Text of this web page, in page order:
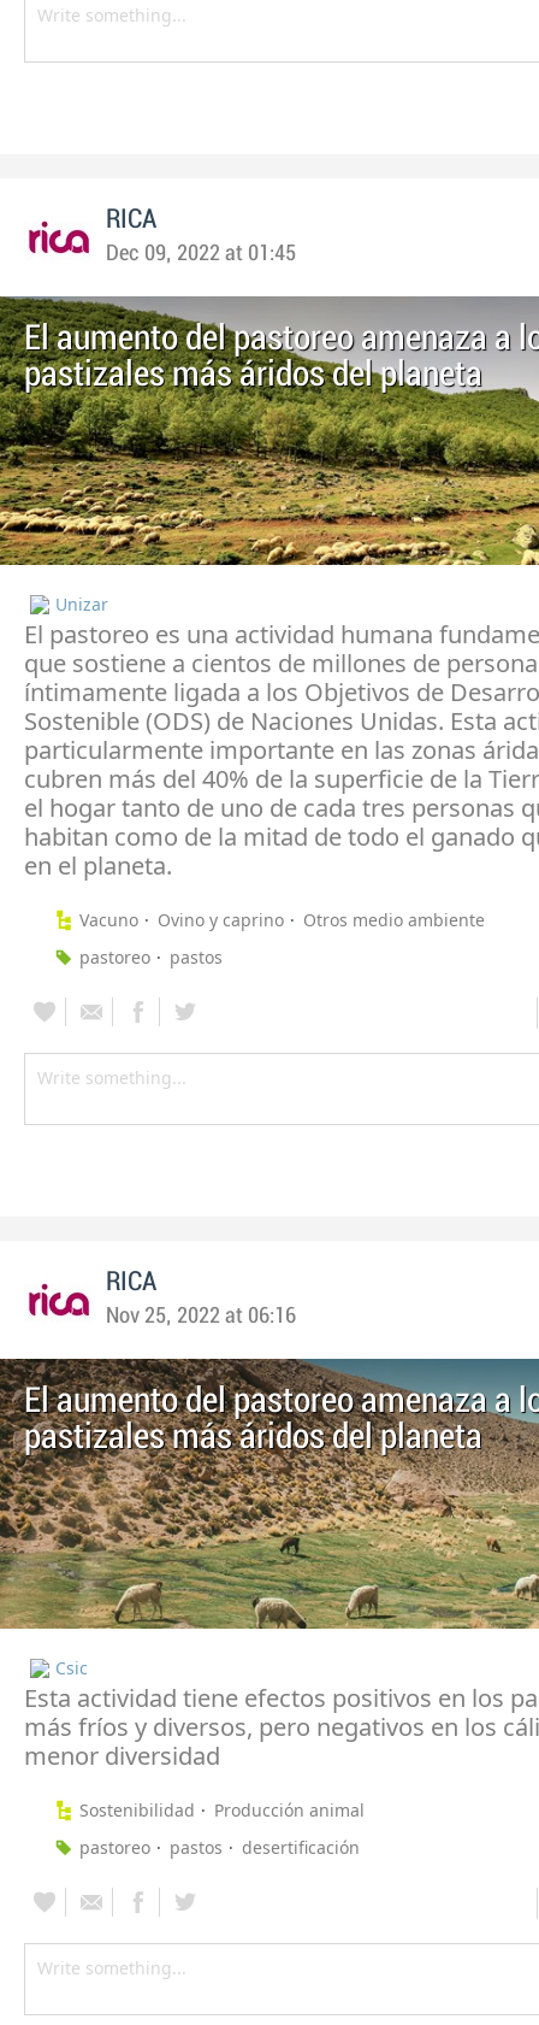
RICA
Dec 09, 2022 at 01:45
El aumento del pastoreo amenaza a
pastizales más áridos del planeta
Unizar
El pastoreo es una actividad humana
que sostiene a cientos de millones de
íntimamente ligada a los Objetivos de
Sostenible (ODS) de Naciones Unidas. Esta
particularmente importante en las zonas
cubren más del 40% de la superficie de la
el hogar tanto de uno de cada tres personas
habitan como de la mitad de todo el ganado
en el planeta.
Vacuno Ovino y caprino
Otros medio ambiente
pastoreo
pastos
RICA
Nov 25, 2022 at 06:16
El aumento del pastoreo amenaza a
pastizales más áridos del planeta
Csic
Esta actividad tiene efectos positivos en los
más fríos y diversos, pero negativos en los
menor diversidad
Sostenibilidad
Producción animal
pastoreo
pastos desertificación